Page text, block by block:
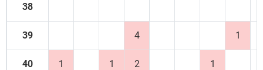
38
39 4 1
40 1 1 2 1